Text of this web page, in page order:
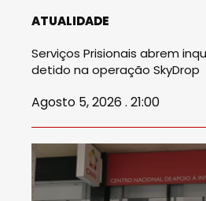
ATUALIDADE
Serviços Prisionais abrem
detido na operação SkyDrop
Agosto 5, 2026 . 21:00